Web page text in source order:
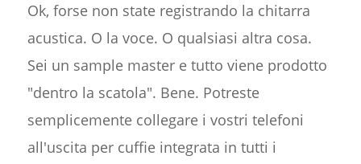
Ok, forse non state registrando la chitarra
acustica. O la voce. O qualsiasi altra cosa.
Sei un sample master e tutto viene prodotto
"dentro la scatola". Bene. Potreste
semplicemente collegare i vostri telefoni
all'uscita per cuffie integrata in tutti i